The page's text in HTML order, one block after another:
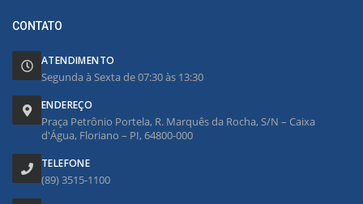
CONTATO
ATENDIMENTO
Segunda à Sexta de 07:30 às 13:30
ENDEREÇO
Praça Petrônio Portela, R. Marquês da Rocha, S/N – Caixa
d'Água, Floriano – PI, 64800-000
TELEFONE
(89) 3515-1100